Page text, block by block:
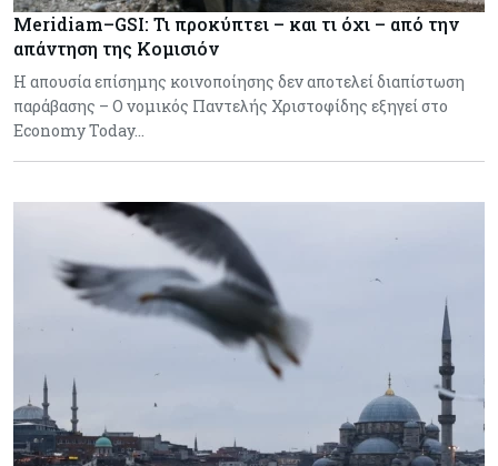
Meridiam–GSI: Τι προκύπτει – και τι όχι – από την
απάντηση της Κομισιόν
Η απουσία επίσημης κοινοποίησης δεν αποτελεί διαπίστωση
παράβασης – Ο νομικός Παντελής Χριστοφίδης εξηγεί στο
Economy Today…